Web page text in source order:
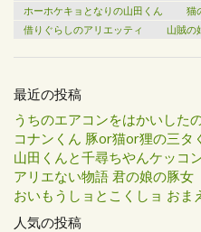
ホーホケキョとなりの山田くん
猫
借りぐらしのアリエッティ
山賊の
最近の投稿
うちのエアコンをはかいした
コナンくん 豚or猫or狸の三タ
山田くんと千尋ちやんケッコ
アリエない物語 君の娘の豚女
おいもうしョとこくしョ おま
人気の投稿